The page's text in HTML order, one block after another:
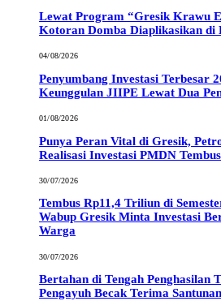
Lewat Program “Gresik Krawu
Kotoran Domba Diaplikasikan di
04/08/2026
Penyumbang Investasi Terbesar
Keunggulan JIIPE Lewat Dua
01/08/2026
Punya Peran Vital di Gresik,
Realisasi Investasi PMDN
30/07/2026
Tembus Rp11,4 Triliun di
Wabup Gresik Minta Investasi
Warga
30/07/2026
Bertahan di Tengah Penghasilan
Pengayuh Becak Terima